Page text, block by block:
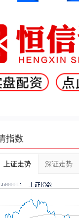
指数
上证走势 深证走势